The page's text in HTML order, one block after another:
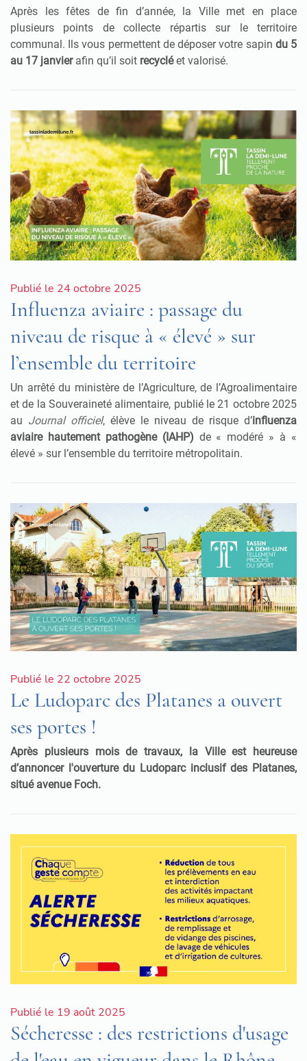
Après les fêtes de fin d’année, la Ville met en place
plusieurs points de collecte répartis sur le territoire
communal. Ils vous permettent de déposer votre sapin du 5
au 17 janvierafin qu’il soit recycléet valorisé.
Publié le 24 octobre 2025
Influenza aviaire : passage du
niveau de risque à « élevé » sur
l’ensemble du territoire
Un arrêté du ministère de l’Agriculture, de l’Agroalimentaire
et de la Souveraineté alimentaire, publié le 21 octobre 2025
au Journal officiel, élève le niveau de risque d’influenza
aviaire hautement pathogène (IAHP) de « modéré » à «
élevé » sur l’ensemble du territoire métropolitain.
Publié le 22 octobre 2025
Le Ludoparc des Platanes a ouvert
ses portes !
Après plusieurs mois de travaux, la Ville est heureuse
d’annoncer l'ouverture du Ludoparc inclusif des Platanes,
situé avenue Foch.
Publié le 19 août 2025
Sécheresse : des restrictions d'usage